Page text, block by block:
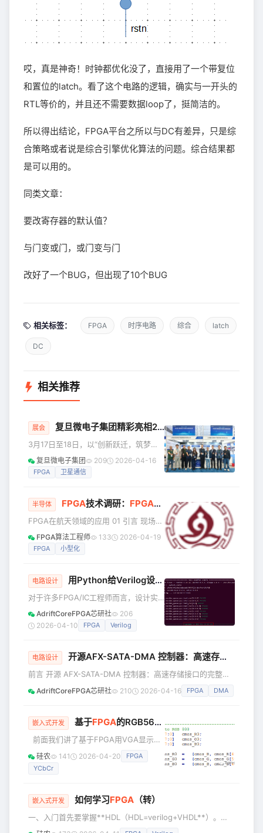
哎，真是神奇！时钟都优化没了，直接用了一个带复位
和置位的latch。看了这个电路的逻辑，确实与一开头的
RTL等价的，并且还不需要数据loop了，挺简洁的。
所以得出结论，FPGA平台之所以与DC有差异，只是综
合策略或者说是综合引擎优化算法的问题。综合结果都
是可以用的。
同类文章：
要改寄存器的默认值？
与门变或门，或门变与门
改好了一个BUG，但出现了10个BUG
相关标签： FPGA 时序电路 综合 latch
DC
相关推荐
展会 复旦微电子集团精彩亮相2026第二届商业航天产业发展大会暨商业航天展
3月17日至18日，以“创新跃迁，筑梦太
空”为主题的2026第二届商业航天产业发
展大会暨商业航天展，在深圳国际会展
产品与解决方案精彩亮相。 作为汇聚商
业航天顶尖专家与领军企业的高端平
台，大会吸引了200+参展企业、
10000+观众，集中呈现商业航天领域的
最新技术成果，打造了高水平学术交流
子展出
复旦微电子集团 209 2026-04-16
FPGA 卫星通信
半导体 FPGA技术调研： FPGA在航天领域的应用
FPGA在航天领域的应用 01 引言 现场可
编程门阵列 ( Field Programmable
Gate Arrays，FPGA)是一种可编程使用
求。与传统数字电路系统相比，FPGA具
有可编程、高集成度、高速和高可靠性
等优点，通过配置器件内部的逻辑功能
和输入/输出端口，将原来电路板级的设
计放在芯片中进行，提高了电路性能，
FPGA算法工程师 133 2026-04-19
FPGA 小型化
电路设计 用Python给Verilog设计自仿进阶： FPGA仿真如
对于许多FPGA/IC工程师而言，设计实
现游刃有余，验证仿真却常成短板——
传统验证方法面临两难困局：学习UVM
信协议仿真为例，仅报文解析就需要重
写整套解析逻辑，相当于用Verilog再实
现一次协议栈，耗时费力。此时，
Python的生态优势便锋芒尽显。其丰富
Cocotb框架，仅需少量Pyth
AdriftCoreFPGA芯研社
206
2026-04-10
FPGA Verilog
电路设计 开源AFX-SATA-DMA 控制器：高速存储接口的完整实现（附源码）
前言 开源 AFX-SATA-DMA 控制器：高速存储接口的完整实
现（附源码） SATA 的开源并不是我的主要目的。这个项目最
初的出发点，其实是想借此验证和实践 cocotb 仿真的完整流
是为了这点醋，才包了这顿饺子。不过既然 SATA 协议都已经
实现出来了，索性就把它开源出来。开源的好处是双向的：对
大家来说，可以借此深入学习SATA 协议
AdriftCoreFPGA芯研社 210 2026-04-16 FPGA DMA
嵌入式开发 基于FPGA的RGB565_YCbCr_Gray算法实现
前面我们讲了基于FPGA用VGA显示一
副静态图片，那么接下来我们就接着前
面的工程来实现我们图像处理的基础算
法有两种，一个是令RGB三个分量的数
值相等，输出后便可以得到灰度图像，
另一种是转化为YCbCr格式，将Y分量提
硅农 141 2026-04-20
FPGA
YCbCr
嵌入式开发 如何学习FPGA （转）
一、入门首先要掌握**HDL（HDL=verilog+VHDL**）。
第一句话是：还没学数电的先学数电。然后你可以选择